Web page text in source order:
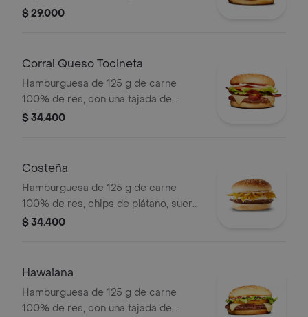
rodajas, cebolla en rodajas, lechuga y
$ 29.000
Corral Queso Tocineta
Hamburguesa de 125 g de carne
100% de res, con una tajada de
queso tipo mozzarella, tocineta,
$ 34.400
Costeña
Hamburguesa de 125 g de carne
100% de res, chips de plátano, suero,
queso costeño rallado y salsa blanca
$ 34.400
Hawaiana
Hamburguesa de 125 g de carne
100% de res, con una tajada de